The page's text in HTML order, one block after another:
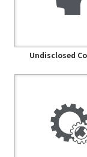
Undisclosed